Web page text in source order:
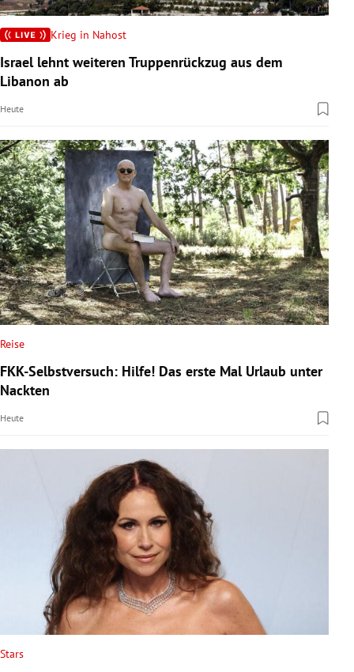
Krieg in Nahost
Israel lehnt weiteren Truppenrückzug aus dem
Libanon ab
Heute
Reise
FKK-Selbstversuch: Hilfe! Das erste Mal Urlaub unter
Nackten
Heute
Stars